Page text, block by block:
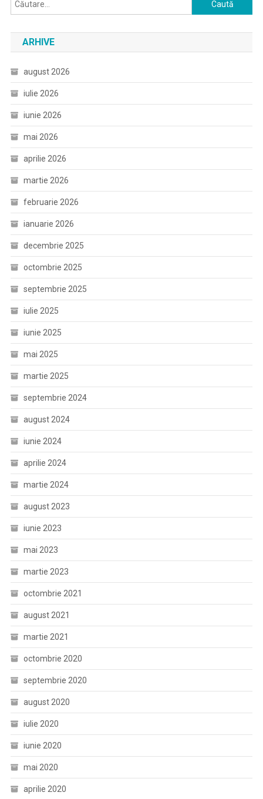
după:
ARHIVE
august 2026
iulie 2026
iunie 2026
mai 2026
aprilie 2026
martie 2026
februarie 2026
ianuarie 2026
decembrie 2025
octombrie 2025
septembrie 2025
iulie 2025
iunie 2025
mai 2025
martie 2025
septembrie 2024
august 2024
iunie 2024
aprilie 2024
martie 2024
august 2023
iunie 2023
mai 2023
martie 2023
octombrie 2021
august 2021
martie 2021
octombrie 2020
septembrie 2020
august 2020
iulie 2020
iunie 2020
mai 2020
aprilie 2020